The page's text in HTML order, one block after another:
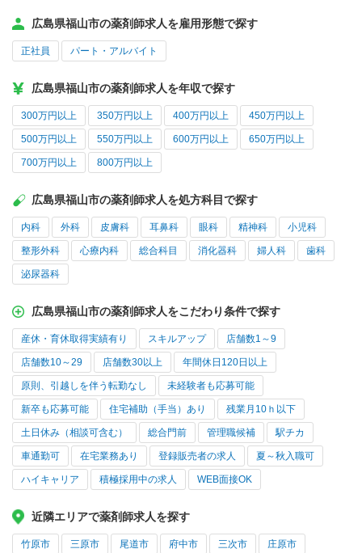
広島県福山市の薬剤師求人を雇用形態で探す
正社員 パート・アルバイト
広島県福山市の薬剤師求人を年収で探す
300万円以上 350万円以上 400万円以上 450万円以上
500万円以上 550万円以上 600万円以上 650万円以上
700万円以上 800万円以上
広島県福山市の薬剤師求人を処方科目で探す
内科 外科 皮膚科 耳鼻科 眼科 精神科 小児科
整形外科 心療内科 総合科目 消化器科 婦人科 歯科
泌尿器科
広島県福山市の薬剤師求人をこだわり条件で探す
産休・育休取得実績有り スキルアップ 店舗数1～9
店舗数10～29 店舗数30以上 年間休日120日以上
原則、引越しを伴う転勤なし 未経験者も応募可能
新卒も応募可能 住宅補助（手当）あり 残業月10ｈ以下
土日休み（相談可含む） 総合門前 管理職候補 駅チカ
車通勤可 在宅業務あり 登録販売者の求人 夏～秋入職可
ハイキャリア 積極採用中の求人 WEB面接OK
近隣エリアで薬剤師求人を探す
竹原市 三原市 尾道市 府中市 三次市 庄原市